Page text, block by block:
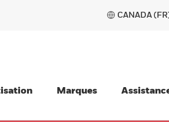
CANADA
Marques